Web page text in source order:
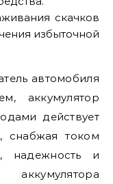
скачков
избыточной
автомобиля
аккумулятор
действует
снабжая током
надежность и